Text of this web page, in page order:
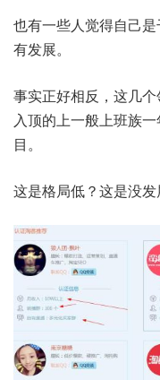
也有一些人觉得自己
有发展。
事实正好相反，这几
入顶的上一般上班族
目。
这是格局低？这是没发